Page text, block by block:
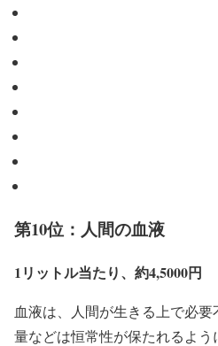
第10位：人間の血液
1リットル当たり、約4,5000円
血液は、人間が生きる上で必
量などは恒常性が保たれるよ